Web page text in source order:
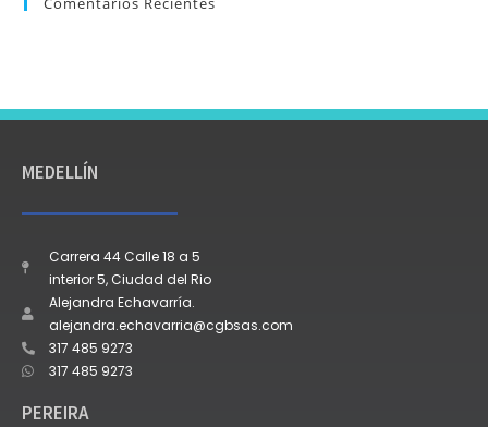
MEDELLÍN
Carrera 44 Calle 18 a 5
interior 5, Ciudad del Rio
Alejandra Echavarría.
alejandra.echavarria@cgbsas.com
317 485 9273
317 485 9273
PEREIRA